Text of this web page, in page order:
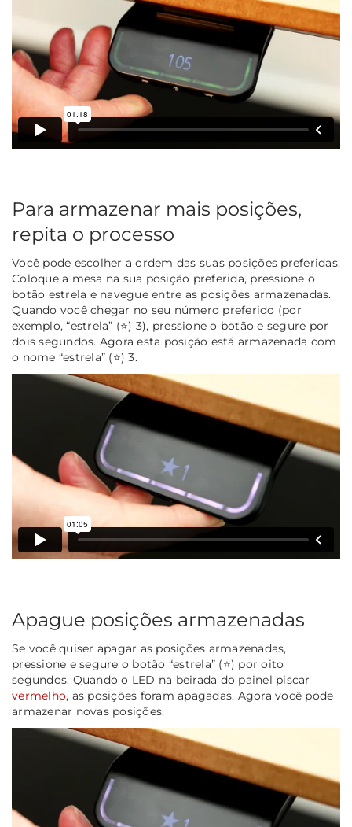
Para armazenar mais posições,
repita o processo
Você pode escolher a ordem das suas posições preferidas.
Coloque a mesa na sua posição preferida, pressione o
botão estrela e navegue entre as posições armazenadas.
Quando você chegar no seu número preferido (por
exemplo, “estrela” (⭐) 3), pressione o botão e segure por
dois segundos. Agora esta posição está armazenada com
o nome “estrela” (⭐) 3.
Apague posições armazenadas
Se você quiser apagar as posições armazenadas,
pressione e segure o botão “estrela” (⭐) por oito
segundos. Quando o LED na beirada do painel piscar
vermelho, as posições foram apagadas. Agora você pode
armazenar novas posições.